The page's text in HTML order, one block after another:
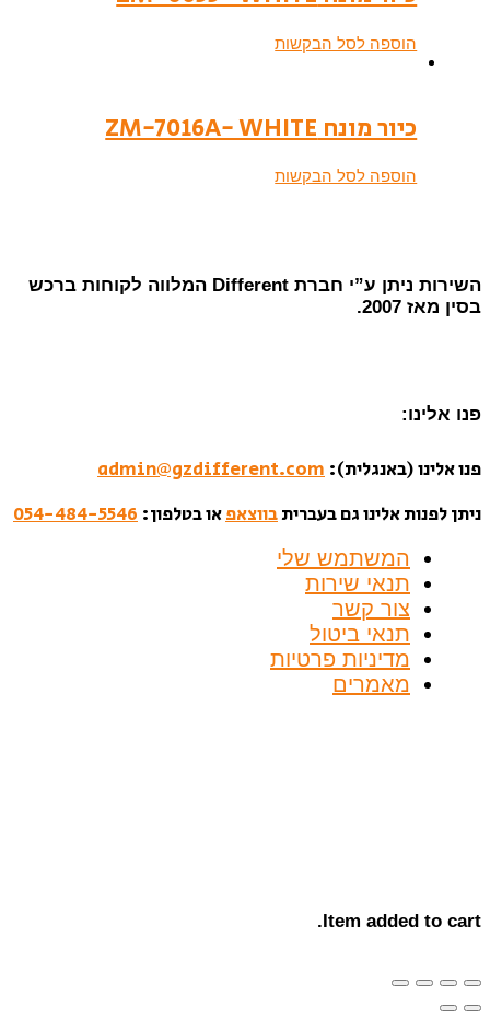
הוספה לסל הבקשות
כיור מונח ZM-7016A- WHITE
הוספה לסל הבקשות
השירות ניתן ע”י חברת Different המלווה לקוחות ברכש
בסין מאז 2007.
פנו אלינו:
פנו אלינו (באנגלית): admin@gzdifferent.com
ניתן לפנות אלינו גם בעבריתבווצאפאו בטלפון: 054-484-5546
המשתמש שלי
תנאי שירות
צור קשר
תנאי ביטול
מדיניות פרטיות
מאמרים
Item added to cart.